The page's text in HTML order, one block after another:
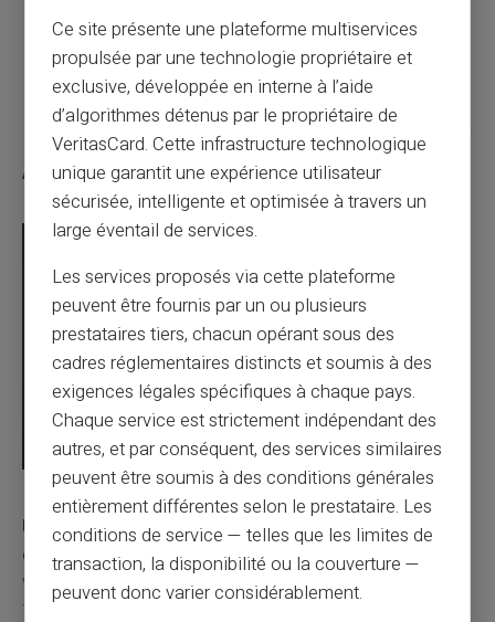
Article suivant
Articles similaires
03/08/2026 Veritas Carte prépayée
Une carte bancaire gratuite sans compte, ça
existe ?
Vous avez tapé cette recherche parce que votre banque vous
facture 50 € par an pour une carte que vo...
Ce site présente une plateforme multiservices
propulsée par une technologie propriétaire et
exclusive, développée en interne à l’aide
d’algorithmes détenus par le propriétaire de
VeritasCard. Cette infrastructure technologique
unique garantit une expérience utilisateur
sécurisée, intelligente et optimisée à travers un
large éventail de services.
Les services proposés via cette plateforme
peuvent être fournis par un ou plusieurs
prestataires tiers, chacun opérant sous des
cadres réglementaires distincts et soumis à des
exigences légales spécifiques à chaque pays.
Chaque service est strictement indépendant des
autres, et par conséquent, des services similaires
peuvent être soumis à des conditions générales
entièrement différentes selon le prestataire. Les
conditions de service — telles que les limites de
transaction, la disponibilité ou la couverture —
peuvent donc varier considérablement.